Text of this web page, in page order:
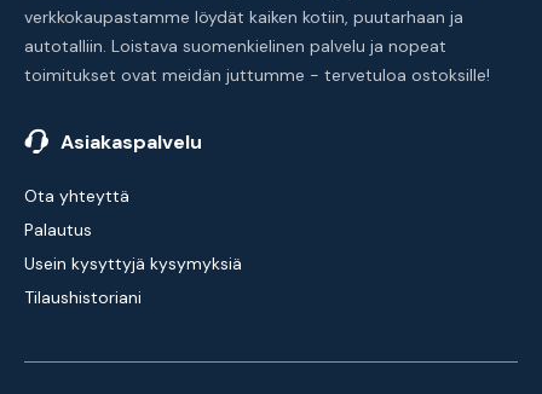
verkkokaupastamme löydät kaiken kotiin, puutarhaan ja
autotalliin. Loistava suomenkielinen palvelu ja nopeat
toimitukset ovat meidän juttumme - tervetuloa ostoksille!
Asiakaspalvelu
Ota yhteyttä
Palautus
Usein kysyttyjä kysymyksiä
Tilaushistoriani